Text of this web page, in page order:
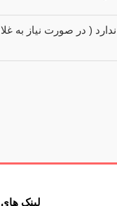
ندارد ( در صورت نیاز به
لینک